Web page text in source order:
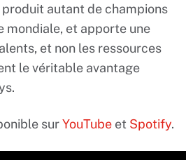
autant de champions
mondiale, et apporte une
et non les ressources
le véritable avantage
surYouTube et Spotify.